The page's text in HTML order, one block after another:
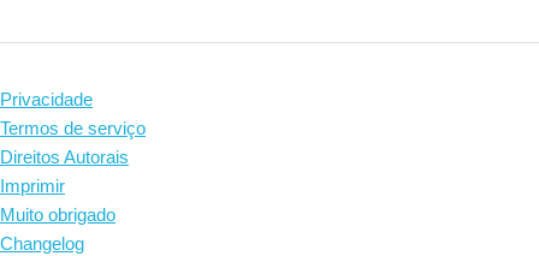
Privacidade
Termos de serviço
Direitos Autorais
Imprimir
Muito obrigado
Changelog